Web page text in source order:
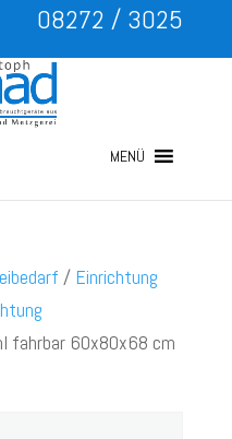
08272 / 3025
MENÜ
/ Einrichtung
fahrbar 60x80x68 cm